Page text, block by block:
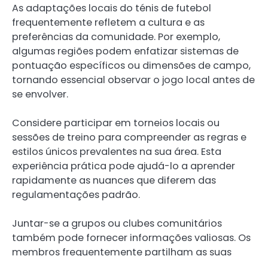
As adaptações locais do ténis de futebol
frequentemente refletem a cultura e as
preferências da comunidade. Por exemplo,
algumas regiões podem enfatizar sistemas de
pontuação específicos ou dimensões de campo,
tornando essencial observar o jogo local antes de
se envolver.
Considere participar em torneios locais ou
sessões de treino para compreender as regras e
estilos únicos prevalentes na sua área. Esta
experiência prática pode ajudá-lo a aprender
rapidamente as nuances que diferem das
regulamentações padrão.
Juntar-se a grupos ou clubes comunitários
também pode fornecer informações valiosas. Os
membros frequentemente partilham as suas